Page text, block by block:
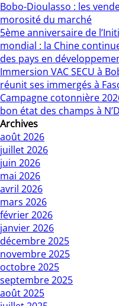
Bobo-Dioulasso : les
morosité du marché
5ème anniversaire de
mondial : la Chine
des pays en
Immersion VAC SECU à
réunit ses immergés à
Campagne cotonnière
bon état des champs à
Archives
août 2026
juillet 2026
juin 2026
mai 2026
avril 2026
mars 2026
février 2026
janvier 2026
décembre 2025
novembre 2025
octobre 2025
septembre 2025
août 2025